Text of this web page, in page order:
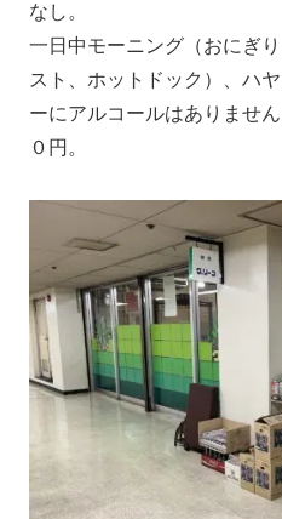
なし。
一日中モーニング（おにぎ
スト、ホットドック）、ハ
ーにアルコールはありませ
０円。